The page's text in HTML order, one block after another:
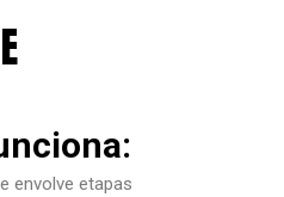
envolve etapas